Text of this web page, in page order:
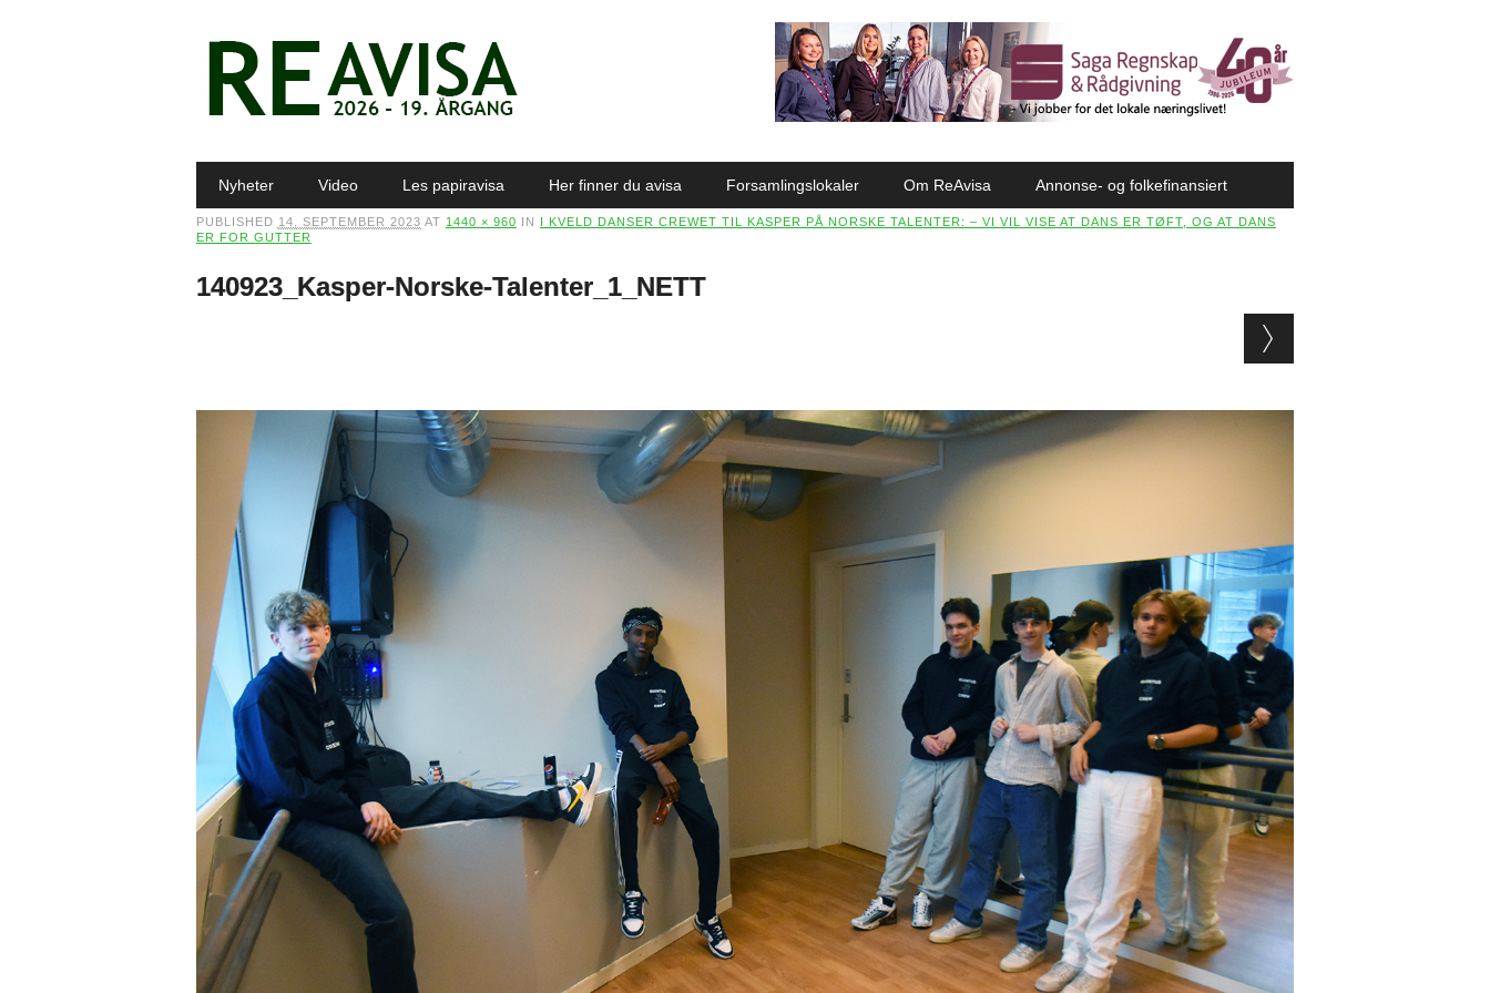
Main menu
Nyheter Video Les papiravisa Her finner du avisa Forsamlingslokaler Om ReAvisa Annonse- og folkefinansiert
PUBLISHED 14. SEPTEMBER 2023 AT 1440 × 960 IN I KVELD DANSER CREWET TIL KASPER PÅ NORSKE TALENTER: – VI VIL VISE AT DANS ER TØFT, OG AT DANS
ER FOR GUTTER
140923_Kasper-Norske-Talenter_1_NETT